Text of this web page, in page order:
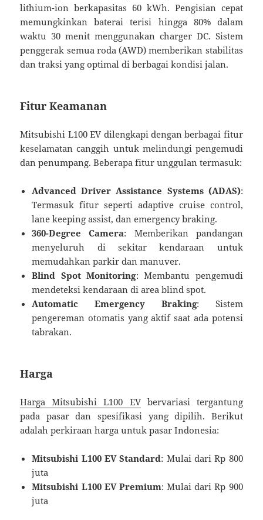
lithium-ion berkapasitas 60 kWh. Pengisian cepat
memungkinkan baterai terisi hingga 80% dalam
waktu 30 menit menggunakan charger DC. Sistem
penggerak semua roda (AWD) memberikan stabilitas
dan traksi yang optimal di berbagai kondisi jalan.
Fitur Keamanan
Mitsubishi L100 EV dilengkapi dengan berbagai fitur
keselamatan canggih untuk melindungi pengemudi
dan penumpang. Beberapa fitur unggulan termasuk:
Advanced Driver Assistance Systems (ADAS):
Termasuk fitur seperti adaptive cruise control,
lane keeping assist, dan emergency braking.
360-Degree Camera: Memberikan pandangan
menyeluruh di sekitar kendaraan untuk
memudahkan parkir dan manuver.
Blind Spot Monitoring: Membantu pengemudi
mendeteksi kendaraan di area blind spot.
Automatic Emergency Braking: Sistem
pengereman otomatis yang aktif saat ada potensi
tabrakan.
Harga
Harga Mitsubishi L100 EVbervariasi tergantung
pada pasar dan spesifikasi yang dipilih. Berikut
adalah perkiraan harga untuk pasar Indonesia:
Mitsubishi L100 EV Standard: Mulai dari Rp 800
juta
Mitsubishi L100 EV Premium: Mulai dari Rp 900
juta